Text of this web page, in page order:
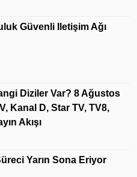
Güvenli Iletişim Ağı
Diziler Var? 8 Ağustos
Kanal D, Star TV, TV8,
Akışı
Yarın Sona Eriyor